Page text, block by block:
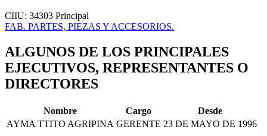
CIIU: 34303 Principal
FAB. PARTES, PIEZAS Y ACCESORIOS.
ALGUNOS DE LOS PRINCIPALES
EJECUTIVOS, REPRESENTANTES O
DIRECTORES
Nombre Cargo
Desde
AYMA TTITO AGRIPINA GERENTE 23 DE MAYO DE 1996